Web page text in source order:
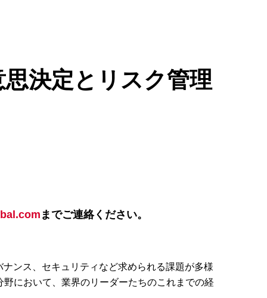
決定とリスク管理
までご連絡ください。
ンス、セキュリティなど求められる課題が多様
において、業界のリーダーたちのこれまでの経